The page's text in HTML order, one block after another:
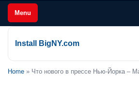
Menu
Install BigNY.com
Home » Что нового в прессе Нью-Йорка –